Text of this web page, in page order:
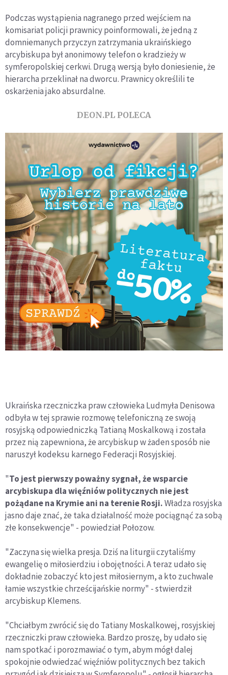
Podczas wystąpienia nagranego przed wejściem na
komisariat policji prawnicy poinformowali, że jedną z
domniemanych przyczyn zatrzymania ukraińskiego
arcybiskupa był anonimowy telefon o kradzieży w
symferopolskiej cerkwi. Drugą wersją było doniesienie, że
hierarcha przeklinał na dworcu. Prawnicy określili te
oskarżenia jako absurdalne.
DEON.PL POLECA
Ukraińska rzeczniczka praw człowieka Ludmyła Denisowa
odbyła w tej sprawie rozmowę telefoniczną ze swoją
rosyjską odpowiedniczką Tatianą Moskalkową i została
przez nią zapewniona, że arcybiskup w żaden sposób nie
naruszył kodeksu karnego Federacji Rosyjskiej.
"To jest pierwszy poważny sygnał, że wsparcie
arcybiskupa dla więźniów politycznych nie jest
pożądane na Krymie ani na terenie Rosji.Władza rosyjska
jasno daje znać, że taka działalność może pociągnąć za sobą
złe konsekwencje" - powiedział Połozow.
"Zaczyna się wielka presja. Dziś na liturgii czytaliśmy
ewangelię o miłosierdziu i obojętności. A teraz udało się
dokładnie zobaczyć kto jest miłosiernym, a kto zuchwale
łamie wszystkie chrześcijańskie normy" - stwierdził
arcybiskup Klemens.
"Chciałbym zwrócić się do Tatiany Moskalkowej, rosyjskiej
rzeczniczki praw człowieka. Bardzo proszę, by udało się
nam spotkać i porozmawiać o tym, abym mógł dalej
spokojnie odwiedzać więźniów politycznych bez takich